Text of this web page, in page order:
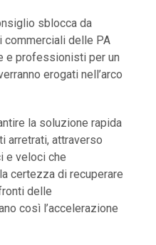
sblocca da
commerciali delle PA
e professionisti per un
erogati nell’arco
la soluzione rapida
arretrati, attraverso
e veloci che
certezza di recuperare
delle
così l’accelerazione